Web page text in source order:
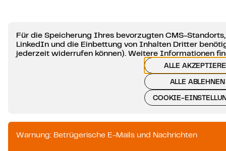
Für die Speicherung Ihres bevorzugten CMS-
LinkedIn und die Einbettung von Inhalten Dritter
jederzeit widerrufen können). Weitere Informationen
ALLE
ALLE ABLEHNEN
COOKIE-
Warnung: Betrügerische E-Mails und Nachrichten